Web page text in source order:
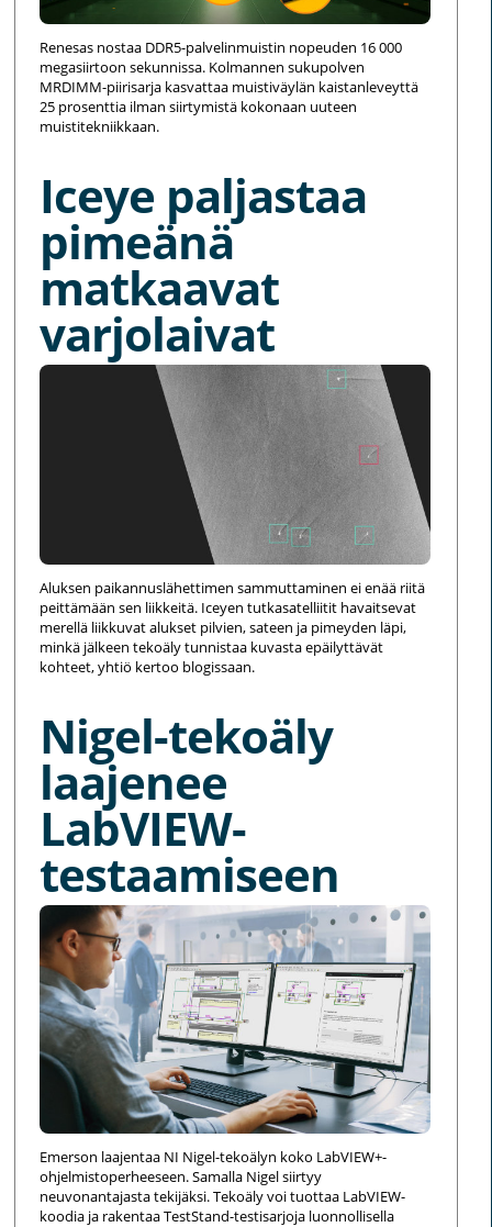
Renesas nostaa DDR5-palvelinmuistin nopeuden 16 000
megasiirtoon sekunnissa. Kolmannen sukupolven
MRDIMM-piirisarja kasvattaa muistiväylän kaistanleveyttä
25 prosenttia ilman siirtymistä kokonaan uuteen
muistitekniikkaan.
Iceye paljastaa
pimeänä
matkaavat
varjolaivat
Aluksen paikannuslähettimen sammuttaminen ei enää riitä
peittämään sen liikkeitä. Iceyen tutkasatelliitit havaitsevat
merellä liikkuvat alukset pilvien, sateen ja pimeyden läpi,
minkä jälkeen tekoäly tunnistaa kuvasta epäilyttävät
kohteet, yhtiö kertoo blogissaan.
Nigel-tekoäly
laajenee
LabVIEW-
testaamiseen
Emerson laajentaa NI Nigel-tekoälyn koko LabVIEW+-
ohjelmistoperheeseen. Samalla Nigel siirtyy
neuvonantajasta tekijäksi. Tekoäly voi tuottaa LabVIEW-
koodia ja rakentaa TestStand-testisarjoja luonnollisella